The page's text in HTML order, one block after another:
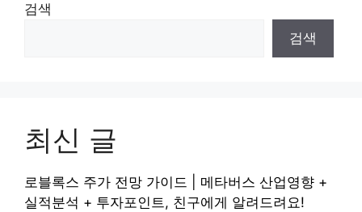
검색
검색
최신 글
로블록스 주가 전망 가이드 | 메타버스 산업영향 +
실적분석 + 투자포인트, 친구에게 알려드려요!